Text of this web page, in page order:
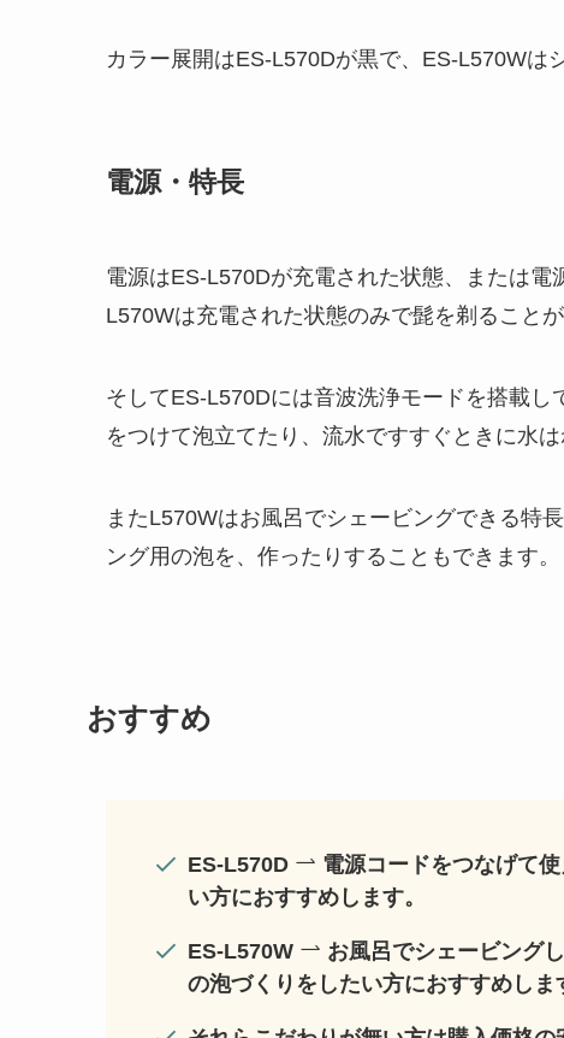
カラー展開はES-L570Dが黒で、ES-L570Wは
電源・特長
電源はES-L570Dが充電された状態、または
L570Wは充電された状態のみで髭を剃ることが
そしてES-L570Dには音波洗浄モードを搭載
をつけて泡立てたり、流水ですすぐときに水
またL570Wはお風呂でシェービングできる特
ング用の泡を、作ったりすることもできます。
おすすめ
ES-L570D
電源コードをつなげて
い方におすすめします。
ES-L570W
お風呂でシェービング
の泡づくりをしたい方におすすめしま